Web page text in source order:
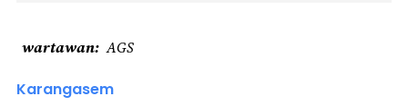
wartawan AGS
Karangasem